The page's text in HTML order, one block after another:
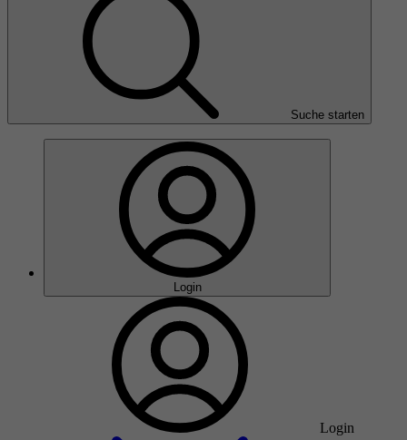
Suche starten
Login
Login